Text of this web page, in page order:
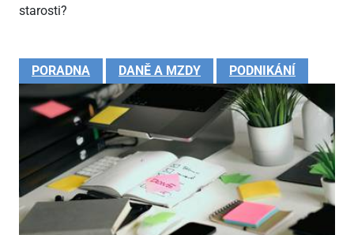
starosti?
PORADNA DANĚ A MZDY PODNIKÁNÍ